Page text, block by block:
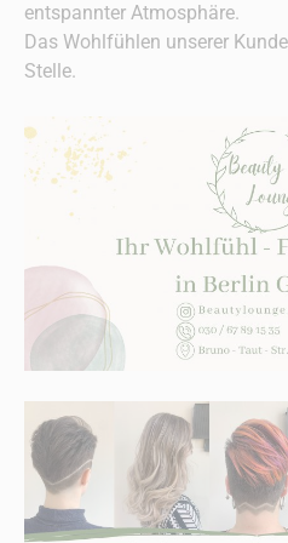
entspannter Atmosphäre.
Das Wohlfühlen unserer
Stelle.